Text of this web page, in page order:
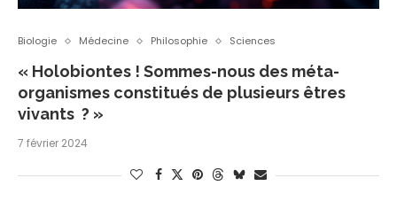
Biologie Médecine Philosophie Sciences
« Holobiontes ! Sommes-nous des méta-
organismes constitués de plusieurs êtres
vivants ? »
7 février 2024